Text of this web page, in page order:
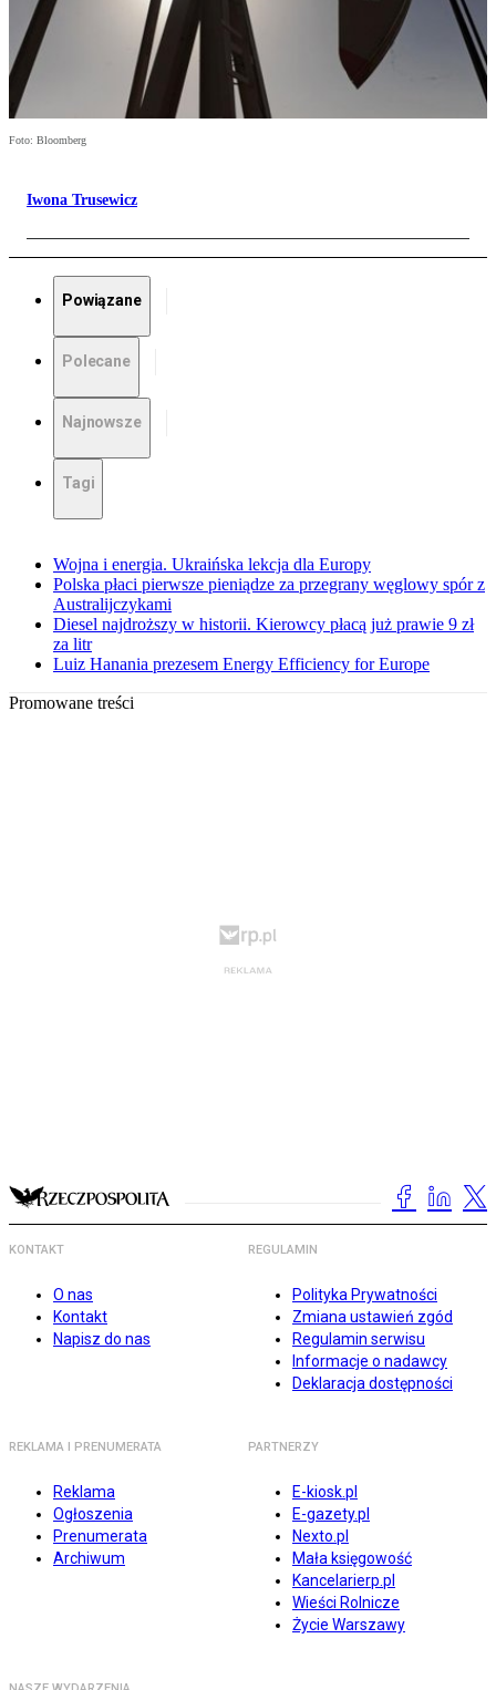
Foto: Bloomberg
Iwona Trusewicz
Powiązane
Polecane
Najnowsze
Tagi
Wojna i energia. Ukraińska lekcja dla Europy
Polska płaci pierwsze pieniądze za przegrany węglowy spór z
Australijczykami
Diesel najdroższy w historii. Kierowcy płacą już prawie 9 zł
za litr
Luiz Hanania prezesem Energy Efficiency for Europe
Promowane treści
KONTAKT
O nas
Kontakt
Napisz do nas
REGULAMIN
Polityka Prywatności
Zmiana ustawień zgód
Regulamin serwisu
Informacje o nadawcy
Deklaracja dostępności
REKLAMA I PRENUMERATA
Reklama
Ogłoszenia
Prenumerata
Archiwum
PARTNERZY
E-kiosk.pl
E-gazety.pl
Nexto.pl
Mała księgowość
Kancelarierp.pl
Wieści Rolnicze
Życie Warszawy